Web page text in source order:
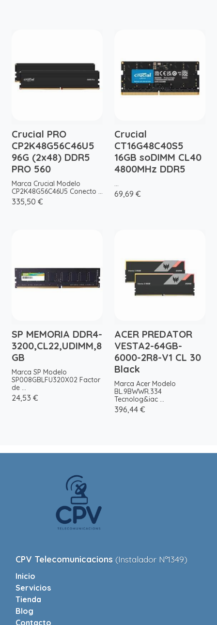
Crucial PRO
CP2K48G56C46U5
96G (2x48) DDR5
PRO 560
Marca Crucial Modelo
CP2K48G56C46U5 Conecto ...
335,50 €
Crucial
CT16G48C40S5
16GB soDIMM CL40
4800MHz DDR5
...
69,69 €
SP MEMORIA DDR4-
3200,CL22,UDIMM,8
GB
Marca SP Modelo
SP008GBLFU320X02 Factor
de ...
24,53 €
ACER PREDATOR
VESTA2-64GB-
6000-2R8-V1 CL 30
Black
Marca Acer Modelo
BL.9BWWR.334
Tecnolog&iac ...
396,44 €
CPV Telecomunicacions (Instalador Nº1349)
Inicio
Servicios
Tienda
Blog
Contacto